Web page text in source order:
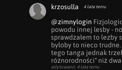
krzosulla 4 lata temu
@zimnylogin
powodu innej lesby -
sprawdzałem to lezby
byłoby to nieco
tego tanga jednak
różnorodności" niż
edytowano: 4 lata temu